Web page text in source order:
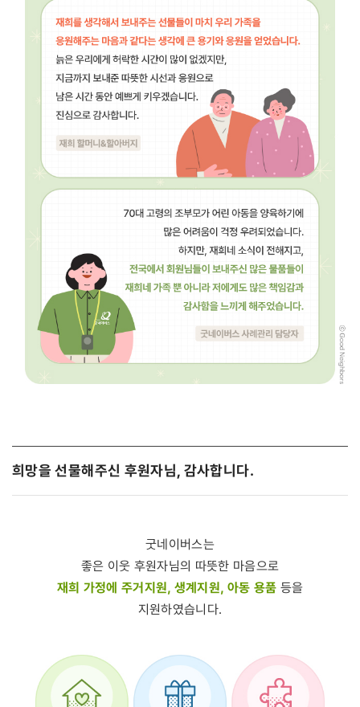
희망을 선물해주신 후원자님, 감사합니다.
굿네이버스는
좋은 이웃 후원자님의 따뜻한 마음으로
재희 가정에 주거지원, 생계지원, 아동 용품 등을
지원하였습니다.